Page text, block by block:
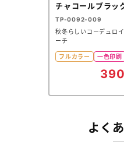
チャコールブラッ
TP-0092-009
秋冬らしいコーデュロ
ーチ
フルカラー 一色印刷
よく